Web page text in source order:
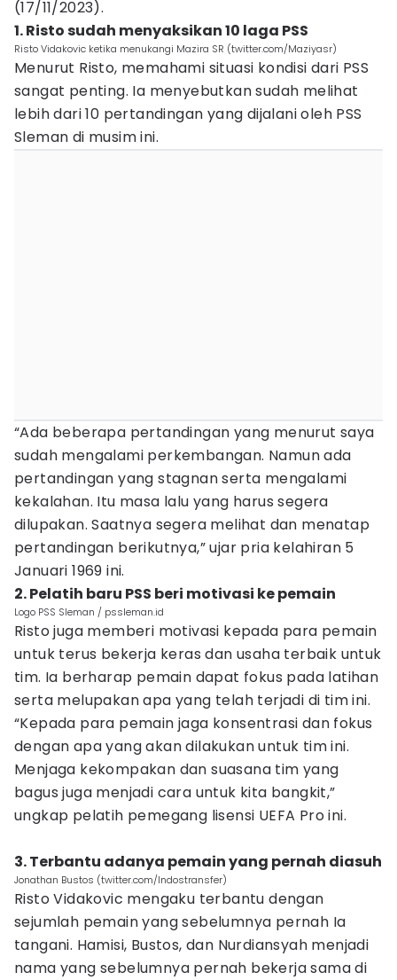
(17/11/2023).
1. Risto sudah menyaksikan 10 laga PSS
Risto Vidakovic ketika menukangi Mazira SR (twitter.com/Maziyasr)
Menurut Risto, memahami situasi kondisi dari PSS
sangat penting. Ia menyebutkan sudah melihat
lebih dari 10 pertandingan yang dijalani oleh PSS
Sleman di musim ini.
“Ada beberapa pertandingan yang menurut saya
sudah mengalami perkembangan. Namun ada
pertandingan yang stagnan serta mengalami
kekalahan. Itu masa lalu yang harus segera
dilupakan. Saatnya segera melihat dan menatap
pertandingan berikutnya,” ujar pria kelahiran 5
Januari 1969 ini.
2. Pelatih baru PSS beri motivasi ke pemain
Logo PSS Sleman / pssleman.id
Risto juga memberi motivasi kepada para pemain
untuk terus bekerja keras dan usaha terbaik untuk
tim. Ia berharap pemain dapat fokus pada latihan
serta melupakan apa yang telah terjadi di tim ini.
“Kepada para pemain jaga konsentrasi dan fokus
dengan apa yang akan dilakukan untuk tim ini.
Menjaga kekompakan dan suasana tim yang
bagus juga menjadi cara untuk kita bangkit,”
ungkap pelatih pemegang lisensi UEFA Pro ini.
3. Terbantu adanya pemain yang pernah diasuh
Jonathan Bustos (twitter.com/Indostransfer)
Risto Vidakovic mengaku terbantu dengan
sejumlah pemain yang sebelumnya pernah Ia
tangani. Hamisi, Bustos, dan Nurdiansyah menjadi
nama yang sebelumnya pernah bekerja sama di